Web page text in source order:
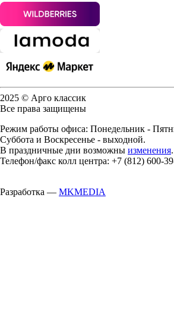
2025 © Арго классик
Все права защищены
Режим работы офиса: Понедельник -
Суббота и Воскресенье - выходной.
В праздничные дни возможны изменения.
Телефон/факс колл центра: +7 (812) 600-
Разработка — MKMEDIA